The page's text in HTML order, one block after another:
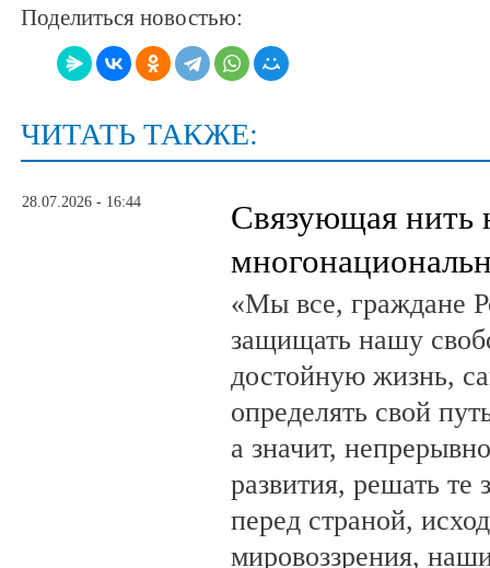
Поделиться новостью:
ЧИТАТЬ ТАКЖЕ:
28.07.2026 - 16:44
Связующая нить
«Мы все, граждане
защищать нашу
достойную жизнь,
определять свой
а значит,
развития, решать те
перед страной,
мировоззрения,